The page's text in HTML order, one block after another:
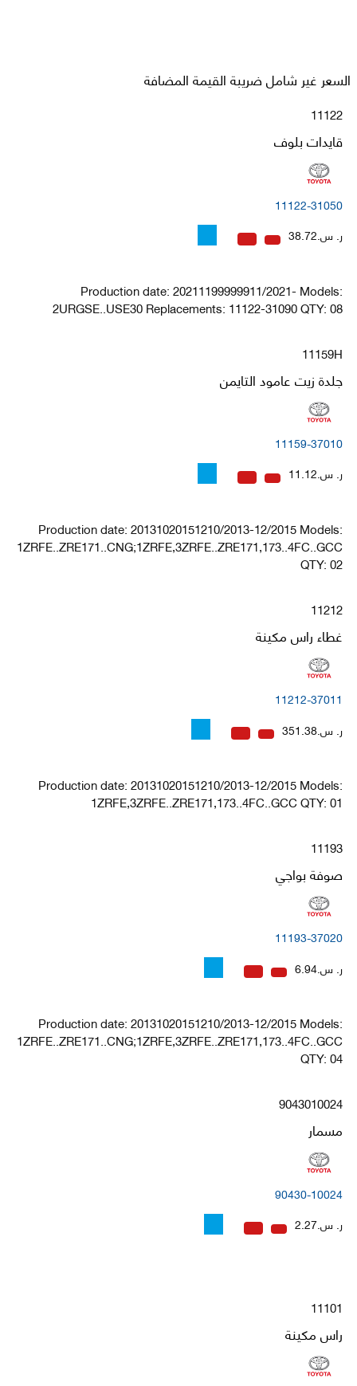
السعر غير شامل ضريبة القيمة المضافة
11122
قايدات بلوف
11122-31050
ر. س.38.72
Production date: 20211199999911/2021- Models:
2URGSE..USE30 Replacements: 11122-31090 QTY: 08
11159H
جلدة زيت عامود التايمن
11159-37010
ر. س.11.12
Production date: 20131020151210/2013-12/2015 Models:
1ZRFE..ZRE171..CNG;1ZRFE,3ZRFE..ZRE171,173..4FC..GCC
QTY: 02
11212
غطاء راس مكينة
11212-37011
ر. س.351.38
Production date: 20131020151210/2013-12/2015 Models:
1ZRFE,3ZRFE..ZRE171,173..4FC..GCC QTY: 01
11193
صوفة بواجي
11193-37020
ر. س.6.94
Production date: 20131020151210/2013-12/2015 Models:
1ZRFE..ZRE171..CNG;1ZRFE,3ZRFE..ZRE171,173..4FC..GCC
QTY: 04
9043010024
مسمار
90430-10024
ر. س.2.27
11101
راس مكينة